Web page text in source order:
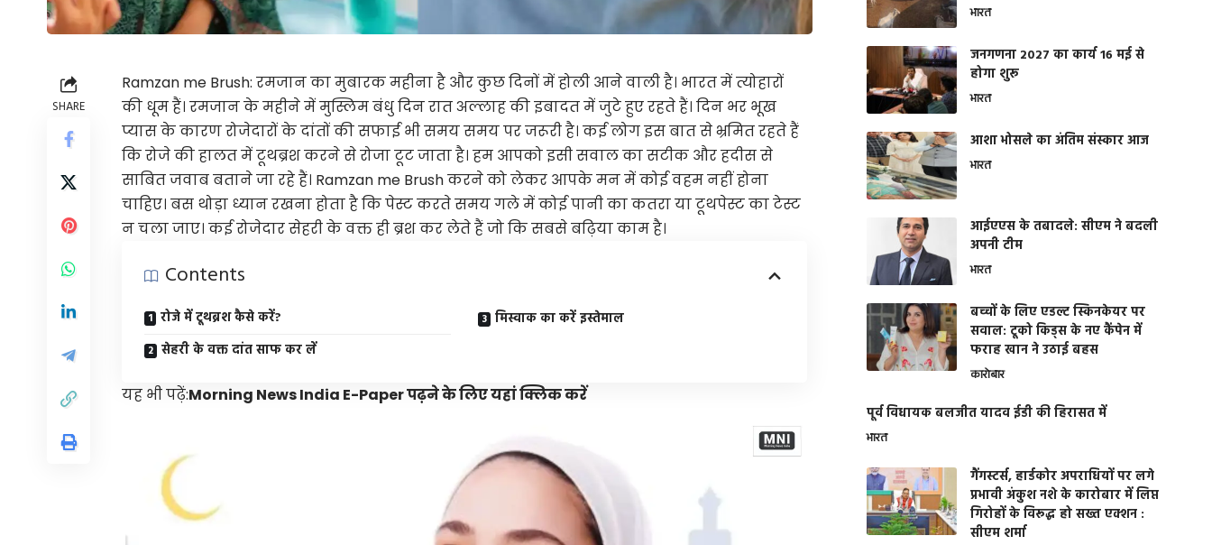
SHARE
Ramzan me Brush:रमजानका मुबारक महीना है और कुछ दिनों में होली आने वाली है। भारत में त्योहारों
की धूम हैं। रमजान के महीने में मुस्लिम बंधु दिन रात अल्लाह की इबादत में जुटे हुए रहते हैं। दिन भर भूख
प्यास के कारण रोजेदारों के दांतों की सफाई भी समय समय पर जरूरी है। कई लोग इस बात से भ्रमित रहते हैं
कि रोजे की हालत में टूथब्रश करने से रोजा टूट जाता है। हम आपको इसी सवाल का सटीक और हदीस से
साबित जवाब बताने जा रहे हैं। Ramzan me Brush करने को लेकर आपके मन में कोई वहम नहीं होना
चाहिए। बस थोड़ा ध्यान रखना होता है कि पेस्ट करते समय गले में कोई पानी का कतरा या टूथपेस्ट का टेस्ट
न चला जाए। कई रोजेदार सेहरी के वक्त ही ब्रश कर लेते हैं जो कि सबसे बढ़िया काम है।
Contents
रोजे में टूथब्रश कैसे करें?
सेहरी के वक्त दांत साफ कर लें
मिस्वाक का करें इस्तेमाल
यह भी पढ़ें:Morning News India E-Paper पढ़ने के लिए यहां क्लिक करें
भारत
जनगणना 2027 का कार्य 16 मई से
होगा शुरू
भारत
आशा भोसले का अंतिम संस्कार आज
भारत
आईएएस के तबादले: सीएम ने बदली
अपनी टीम
भारत
बच्चों के लिए एडल्ट स्किनकेयर पर
सवाल: टूको किड्स के नए कैंपेन में
फराह खान ने उठाई बहस
कारोबार
पूर्व विधायक बलजीत यादव ईडी की हिरासत में
भारत
गैंगस्टर्स, हार्डकोर अपराधियों पर लगे
प्रभावी अंकुश नशे के कारोबार में लिप्त
गिरोहों के विरूद्ध हो सख्त एक्शन :
सीएम शर्मा